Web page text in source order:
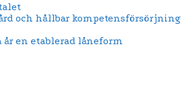
och hållbar kompetensförsörjning
en etablerad låneform